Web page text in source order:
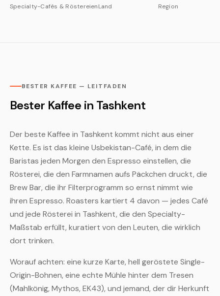
Specialty-Cafés & RöstereienLand Region
BESTER KAFFEE — LEITFADEN
Bester Kaffee in Tashkent
Der beste Kaffee in Tashkent kommt nicht aus einer
Kette. Es ist das kleine Usbekistan-Café, in dem die
Baristas jeden Morgen den Espresso einstellen, die
Rösterei, die den Farmnamen aufs Päckchen druckt, die
Brew Bar, die ihr Filterprogramm so ernst nimmt wie
ihren Espresso. Roasters kartiert 4 davon — jedes Café
und jede Rösterei in Tashkent, die den Specialty-
Maßstab erfüllt, kuratiert von den Leuten, die wirklich
dort trinken.
Worauf achten: eine kurze Karte, hell geröstete Single-
Origin-Bohnen, eine echte Mühle hinter dem Tresen
(Mahlkönig, Mythos, EK43), und jemand, der dir Herkunft